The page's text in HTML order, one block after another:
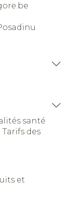
santé
Tarifs des
et